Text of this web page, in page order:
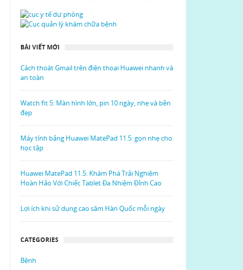
BÀI VIẾT MỚI
Cách thoát Gmail trên điện thoại Huawei nhanh và
an toàn
Watch fit 5: Màn hình lớn, pin 10 ngày, nhẹ và bền
đẹp
Máy tính bảng Huawei MatePad 11.5: gọn nhẹ cho
học tập
Huawei MatePad 11.5: Khám Phá Trải Nghiệm
Hoàn Hảo Với Chiếc Tablet Đa Nhiệm Đỉnh Cao
Lợi ích khi sử dụng cao sâm Hàn Quốc mỗi ngày
CATEGORIES
Bệnh